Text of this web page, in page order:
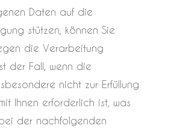
Daten auf die
stützen, können Sie
die Verarbeitung
der Fall, wenn die
nicht zur Erfüllung
Ihnen erforderlich ist, was
der nachfolgenden